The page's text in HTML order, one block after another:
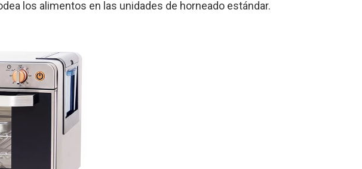
los alimentos en las unidades de horneado estándar.